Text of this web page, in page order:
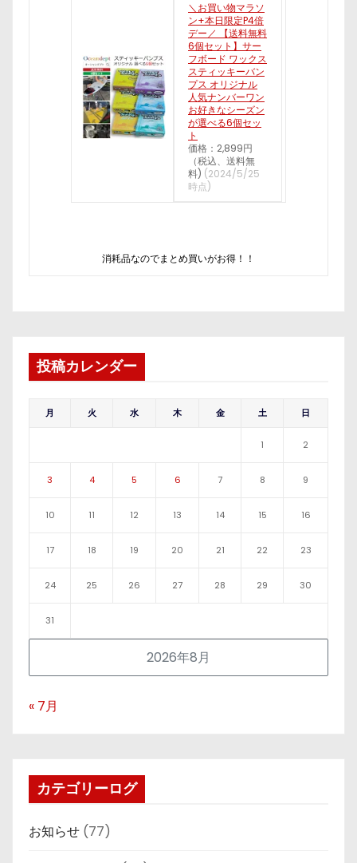
＼お買い物マラソ
ン+本日限定P4倍
デー／ 【送料無料
6個セット】サー
フボード ワックス
スティッキーバン
プス オリジナル
人気ナンバーワン
お好きなシーズン
が選べる6個セッ
ト
価格：2,899円
（税込、送料無
料) (2024/5/25
時点)
消耗品なのでまとめ買いがお得！！
投稿カレンダー
2026年8月
月 火 水 木 金 土 日
1 2
3 4 5 6 7 8 9
10 11 12 13 14 15 16
17 18 19 20 21 22 23
24 25 26 27 28 29 30
31
« 7月
カテゴリーログ
お知らせ (77)